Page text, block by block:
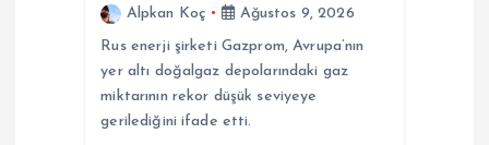
Alpkan Koç
Ağustos 9, 2026
Rus enerji şirketi Gazprom, Avrupa’nın
yer altı doğalgaz depolarındaki gaz
miktarının rekor düşük seviyeye
gerilediğini ifade etti.